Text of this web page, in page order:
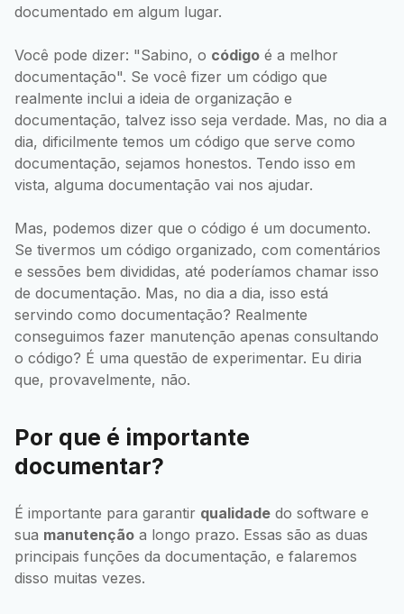
documentado em algum lugar.
Você pode dizer: "Sabino, o código é a melhor
documentação". Se você fizer um código que
realmente inclui a ideia de organização e
documentação, talvez isso seja verdade. Mas, no dia a
dia, dificilmente temos um código que serve como
documentação, sejamos honestos. Tendo isso em
vista, alguma documentação vai nos ajudar.
Mas, podemos dizer que o código é um documento.
Se tivermos um código organizado, com comentários
e sessões bem divididas, até poderíamos chamar isso
de documentação. Mas, no dia a dia, isso está
servindo como documentação? Realmente
conseguimos fazer manutenção apenas consultando
o código? É uma questão de experimentar. Eu diria
que, provavelmente, não.
Por que é importante
documentar?
É importante para garantir qualidade do software e
sua manutenção a longo prazo. Essas são as duas
principais funções da documentação, e falaremos
disso muitas vezes.